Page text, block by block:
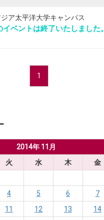
ア太平洋大学キャンパス
イベントは終了いたしました。
1
2014年 11月
火 水 木 金
4 5 6 7
11 12 13 14